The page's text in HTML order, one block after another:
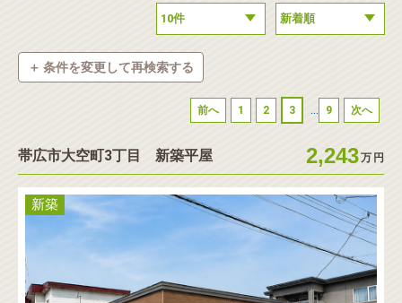
＋ 条件を変更して再検索する
◉種別
中古マンション
テラスハウス・タウンハウス 収益・事業
店舗・事務所 倉庫・工場 ホテル 駐車場
◉価格帯
前へ 1 2 3 ... 9 次へ
帯広市大空町3丁目 新築平屋 2,243万 円
新築